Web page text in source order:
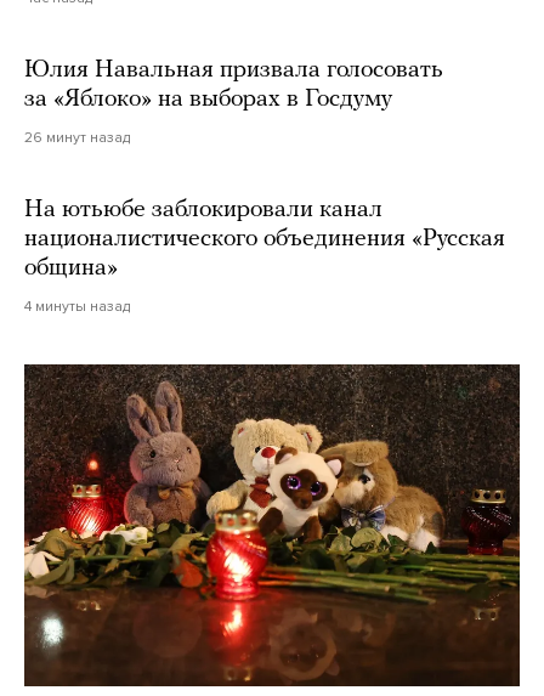
Юлия Навальная призвала голосовать
за «Яблоко» на выборах в Госдуму
26 минут назад
На ютьюбе заблокировали канал
националистического объединения «Русская
община»
4 минуты назад